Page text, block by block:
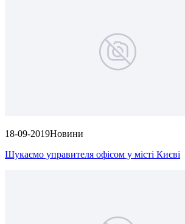
18-09-2019Новини
Шукаємо управителя офісом у місті Києві